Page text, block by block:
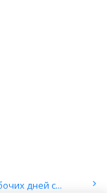
дней с...